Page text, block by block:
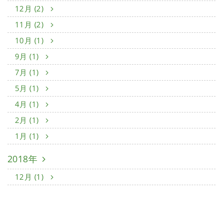
12月 (2)
11月 (2)
10月 (1)
9月 (1)
7月 (1)
5月 (1)
4月 (1)
2月 (1)
1月 (1)
2018年
12月 (1)